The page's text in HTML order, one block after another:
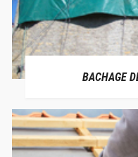
BACHAGE